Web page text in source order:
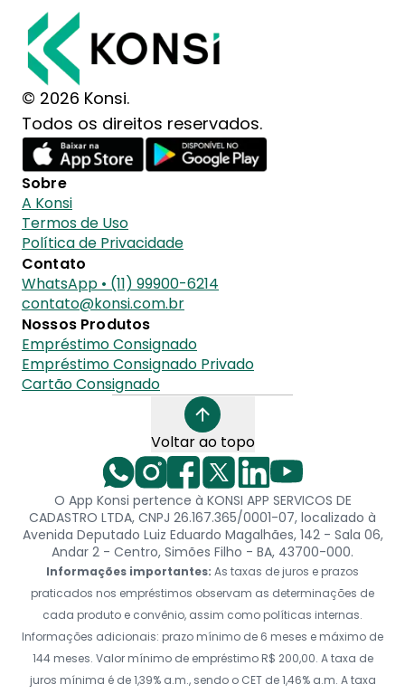
© 2026 Konsi.
Todos os direitos reservados.
Sobre
A Konsi
Termos de Uso
Política de Privacidade
Contato
WhatsApp • (11) 99900-6214
contato@konsi.com.br
Nossos Produtos
Empréstimo Consignado
Empréstimo Consignado Privado
Cartão Consignado
Voltar ao topo
O App Konsi pertence à KONSI APP SERVICOS DE
CADASTRO LTDA, CNPJ 26.167.365/0001-07, localizado à
Avenida Deputado Luiz Eduardo Magalhães, 142 - Sala 06,
Andar 2 - Centro, Simões Filho - BA, 43700-000.
Informações importantes: As taxas de juros e prazos
praticados nos empréstimos observam as determinações de
cada produto e convênio, assim como políticas internas.
Informações adicionais: prazo mínimo de 6 meses e máximo de
144 meses. Valor mínimo de empréstimo R$ 200,00. A taxa de
juros mínima é de 1,39% a.m., sendo o CET de 1,46% a.m. A taxa